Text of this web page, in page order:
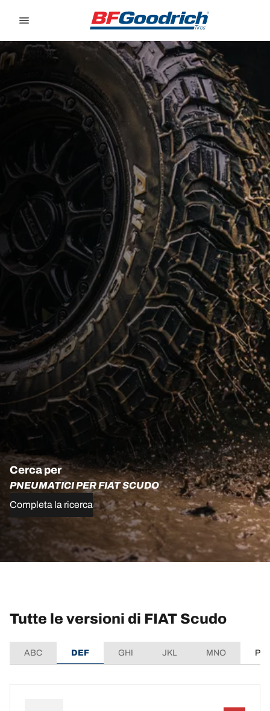
Cerca per
PNEUMATICI PER FIAT SCUDO
Completa la ricerca
Tutte le versioni di FIAT Scudo
ABC DEF GHI JKL MNO